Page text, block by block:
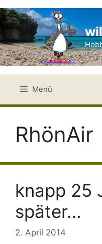
Zum
Inhalt
springen
Menü
RhönAir
knapp 25
später…
2. April 2014